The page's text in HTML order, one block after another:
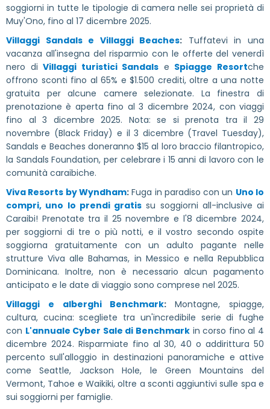
soggiorni in tutte le tipologie di camera nelle sei proprietà di
Muy'Ono, fino al 17 dicembre 2025.
Villaggi Sandals e Villaggi Beaches: Tuffatevi in una
vacanza all'insegna del risparmio con le offerte del venerdì
nero diVillaggi turistici Sandals e Spiagge Resortche
offrono sconti fino al 65% e $1.500 crediti, oltre a una notte
gratuita per alcune camere selezionate. La finestra di
prenotazione è aperta fino al 3 dicembre 2024, con viaggi
fino al 3 dicembre 2025. Nota: se si prenota tra il 29
novembre (Black Friday) e il 3 dicembre (Travel Tuesday),
Sandals e Beaches doneranno $15 al loro braccio filantropico,
la Sandals Foundation, per celebrare i 15 anni di lavoro con le
comunità caraibiche.
Viva Resorts by Wyndham:Fuga in paradiso con un Uno lo
compri, uno lo prendi gratis su soggiorni all-inclusive ai
Caraibi! Prenotate tra il 25 novembre e l'8 dicembre 2024,
per soggiorni di tre o più notti, e il vostro secondo ospite
soggiorna gratuitamente con un adulto pagante nelle
strutture Viva alle Bahamas, in Messico e nella Repubblica
Dominicana. Inoltre, non è necessario alcun pagamento
anticipato e le date di viaggio sono comprese nel 2025.
Villaggi e alberghi Benchmark:Montagne, spiagge,
cultura, cucina: scegliete tra un'incredibile serie di fughe
con L'annuale Cyber Sale di Benchmark in corso fino al 4
dicembre 2024. Risparmiate fino al 30, 40 o addirittura 50
percento sull'alloggio in destinazioni panoramiche e attive
come Seattle, Jackson Hole, le Green Mountains del
Vermont, Tahoe e Waikiki, oltre a sconti aggiuntivi sulle spa e
sui soggiorni per famiglie.